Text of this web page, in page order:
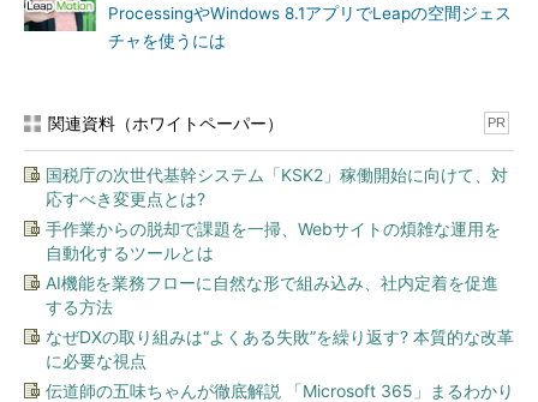
ProcessingやWindows 8.1アプリでLeapの空間ジェス
チャを使うには
関連資料（ホワイトペーパー） PR
国税庁の次世代基幹システム「KSK2」稼働開始に向けて、対
応すべき変更点とは?
手作業からの脱却で課題を一掃、Webサイトの煩雑な運用を
自動化するツールとは
AI機能を業務フローに自然な形で組み込み、社内定着を促進
する方法
なぜDXの取り組みは“よくある失敗”を繰り返す? 本質的な改革
に必要な視点
伝道師の五味ちゃんが徹底解説 「Microsoft 365」まるわかり